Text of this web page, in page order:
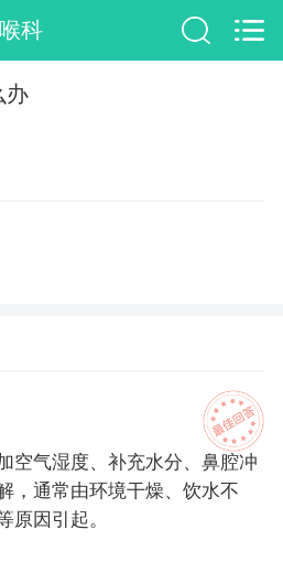
科
办
空气湿度、补充水分、鼻腔冲
，通常由环境干燥、饮水不
原因引起。